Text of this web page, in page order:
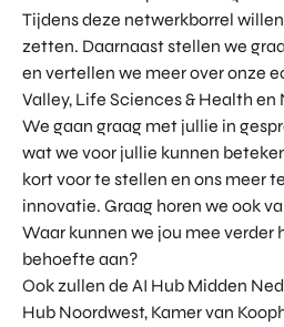
Tijdens deze netwerkborrel
zetten. Daarnaast stellen we
en vertellen we meer over onze
Valley, Life Sciences & Health
We gaan graag met jullie in
wat we voor jullie kunnen
kort voor te stellen en ons meer
innovatie. Graag horen we ook
Waar kunnen we jou mee verder
behoefte aan?
Ook zullen de AI Hub Midden
Hub Noordwest, Kamer van
DIGITAL HUB
ENTERPRISE EUROPE
U-FORWARD
ALLE PRODUCTEN &
ROM Utrecht
KOM LANGS
Euclideslaan 1
3584 BL Utrecht